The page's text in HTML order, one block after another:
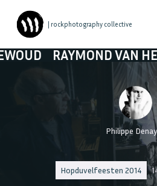
| rockphotography collective
VAN HET
Philippe
Hopduvelfeesten 2014